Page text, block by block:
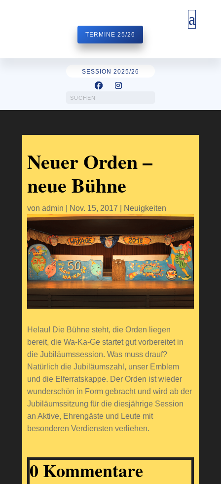
TERMINE 25/26
SESSION 2025/26
Neuer Orden –
neue Bühne
von admin Nov. 15, 2017 Neuigkeiten
Helau! Die Bühne steht, die Orden liegen
bereit, die Wa-Ka-Ge startet gut vorbereitet in
die Jubiläumssession. Was muss drauf?
Natürlich die Jubiläumszahl, unser Emblem
und die Elferratskappe. Der Orden ist wieder
wunderschön in Form gebracht und wird ab der
Jubiläumssitzung für die diesjährige Session
an Aktive, Ehrengäste und Leute mit
besonderen Verdiensten verliehen.
0 Kommentare